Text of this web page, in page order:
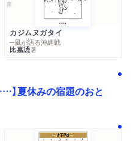
カジムヌガタイ
─風が語る沖縄戦
比嘉慂著
】夏休みの宿題のおと